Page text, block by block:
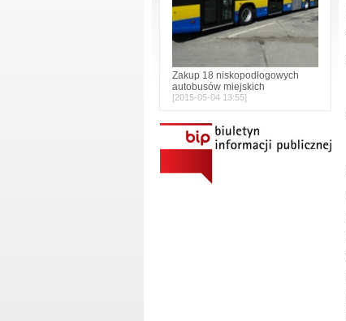
Zakup 18 niskopodłogowych
autobusów miejskich
2015-05-04 13:55